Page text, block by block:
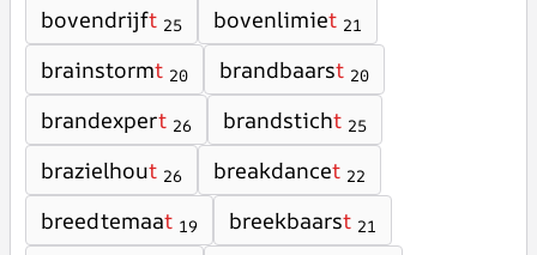
bovendrijft 25 bovenlimiet 21
brainstormt 20 brandbaarst 20
brandexpert 26 brandsticht 25
brazielhout 26 breakdancet 22
breedtemaat 19 breekbaarst 21